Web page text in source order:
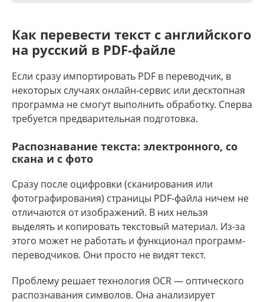
Как перевести текст с английского
на русский в PDF-файле
Если сразу импортировать PDF в переводчик, в
некоторых случаях онлайн-сервис или десктопная
программа не смогут выполнить обработку. Сперва
требуется предварительная подготовка.
Распознавание текста: электронного, со
скана и с фото
Сразу после оцифровки (сканирования или
фотографирования) страницы PDF-файла ничем не
отличаются от изображений. В них нельзя
выделять и копировать текстовый материал. Из-за
этого может не работать и функционал программ-
переводчиков. Они просто не видят текст.
Проблему решает технология OCR — оптического
распознавания символов. Она анализирует